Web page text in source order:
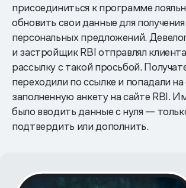
присоединиться к программе
обновить свои данные для получения
персональных предложений.
и застройщик RBI отправлял
рассылку с такой просьбой.
переходили по ссылке и попадали
заполненную анкету на сайте RBI.
было вводить данные с нуля —
подтвердить или дополнить.